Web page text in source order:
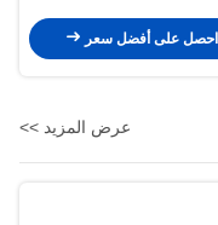
من Tonne Bulk Bags
احصل على أفضل سعر
عرض المزيد >>